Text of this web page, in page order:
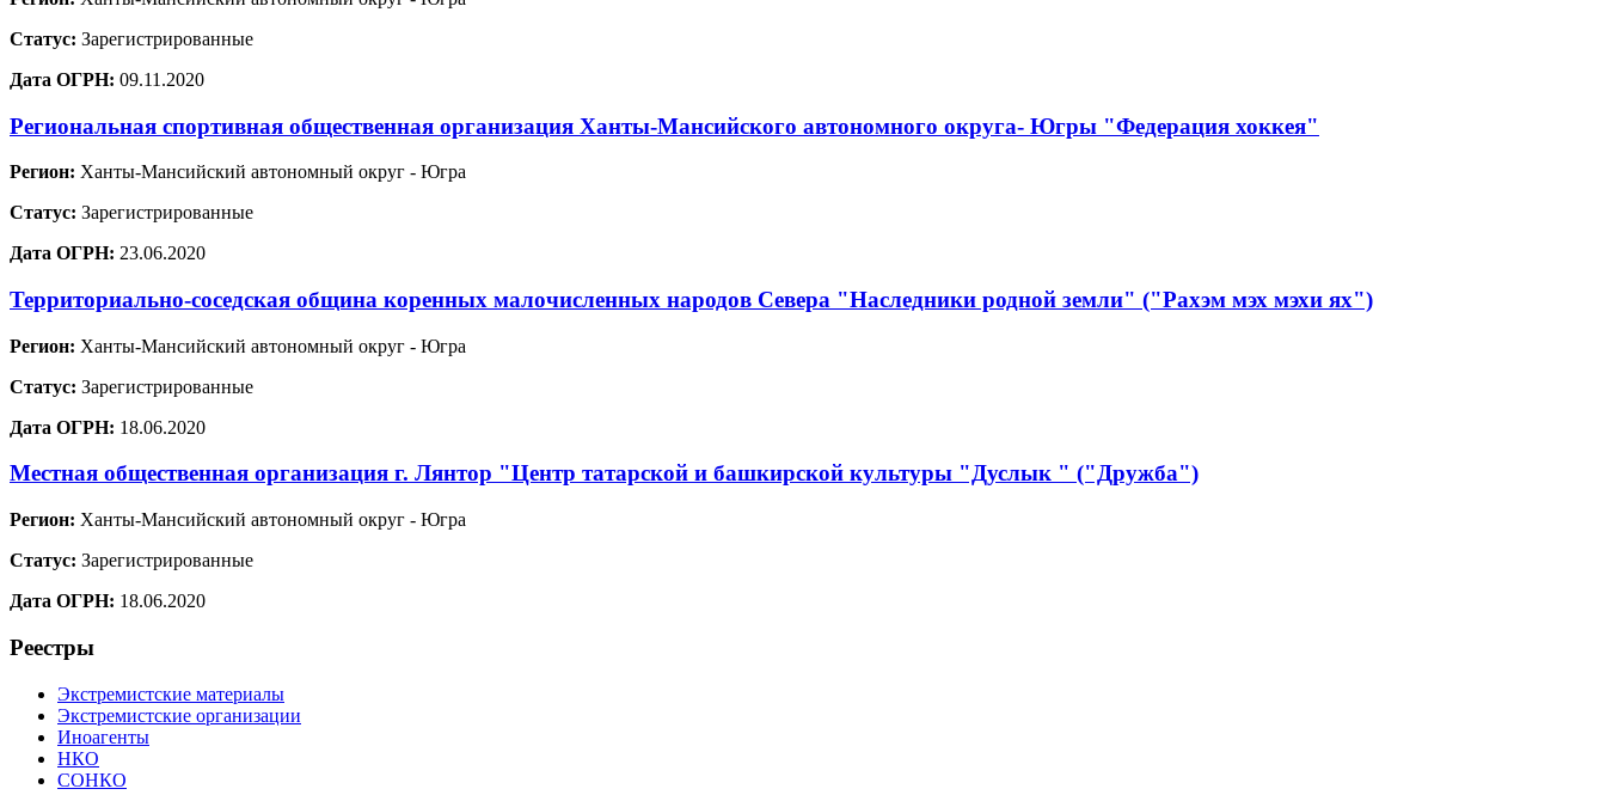
Статус: Зарегистрированные
Дата ОГРН: 09.11.2020
Региональная спортивная общественная организация Ханты-Мансийского автономного округа- Югры "Федерация хоккея"
Регион: Ханты-Мансийский автономный округ - Югра
Статус: Зарегистрированные
Дата ОГРН: 23.06.2020
Территориально-соседская община коренных малочисленных народов Севера "Наследники родной земли" ("Рахэм мэх мэхи ях")
Регион: Ханты-Мансийский автономный округ - Югра
Статус: Зарегистрированные
Дата ОГРН: 18.06.2020
Местная общественная организация г. Лянтор "Центр татарской и башкирской культуры "Дуслык " ("Дружба")
Регион: Ханты-Мансийский автономный округ - Югра
Статус: Зарегистрированные
Дата ОГРН: 18.06.2020
Реестры
Экстремистские материалы
Экстремистские организации
Иноагенты
НКО
СОНКО